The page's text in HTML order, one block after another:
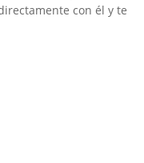
con él y te